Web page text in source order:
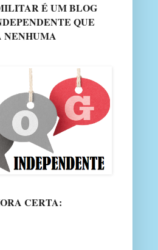
É UM BLOG
QUE
NENHUMA
CERTA: